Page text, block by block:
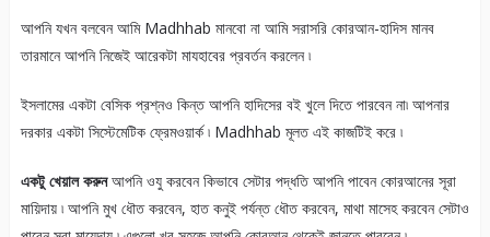
আপনি যখন বলবেন আমি Madhhab মানবো না আমি সরাসরি কোরআন-হাদিস মানব
তারমানে আপনি নিজেই আরেকটা মাযহাবের প্রবর্তন করলেন ৷
ইসলামের একটা বেসিক প্রশ্নও কিন্ত আপনি হাদিসের বই খুলে দিতে পারবেন না৷ আপনার
দরকার একটা সিস্টেমেটিক ফ্রেমওয়ার্ক ৷ Madhhab মূলত এই কাজটিই করে ৷
একটু খেয়াল করুনআপনি ওযু করবেন কিভাবে সেটার পদ্ধতি আপনি পাবেন কোরআনের সূরা
মায়িদায় ৷ আপনি মুখ ধৌত করবেন, হাত কনুই পর্যন্ত ধৌত করবেন, মাথা মাসেহ করবেন সেটাও